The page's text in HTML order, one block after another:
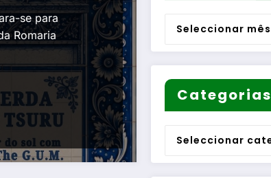
se para
Romaria
Arquivo
Categorias
Categorias